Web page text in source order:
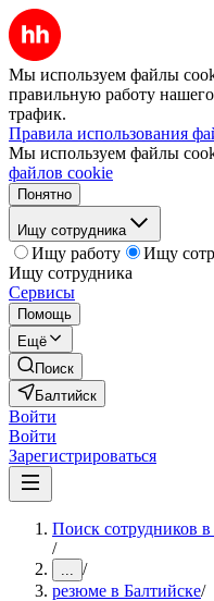
Мы используем файлы
правильную работу нашего
трафик.
Правила использования
Мы используем файлы
файлов cookie
Понятно
Ищу сотрудника
Ищу работу
Ищу
Ищу сотрудника
Сервисы
Помощь
Ещё
Поиск
Балтийск
Войти
Войти
Зарегистрироваться
Поиск сотрудников в
/
... /
резюме в Балтийске/